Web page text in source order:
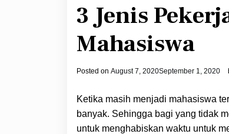
3 Jenis
Mahasiswa
Posted on August 7, 2020September 1, 2020
Ketika masih menjadi mahasiswa
banyak. Sehingga bagi yang tidak
untuk menghabiskan waktu untuk